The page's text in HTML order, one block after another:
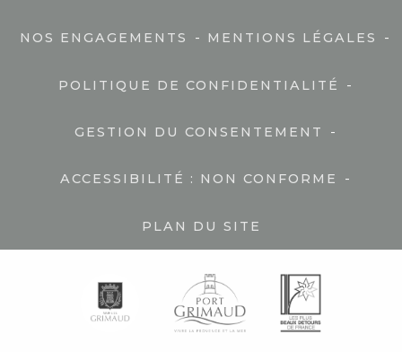
NOS ENGAGEMENTS - MENTIONS LÉGALES -
POLITIQUE DE CONFIDENTIALITÉ -
GESTION DU CONSENTEMENT -
ACCESSIBILITÉ : NON CONFORME -
PLAN DU SITE